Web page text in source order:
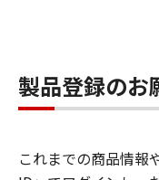
製品登録のお
これまでの商品情報